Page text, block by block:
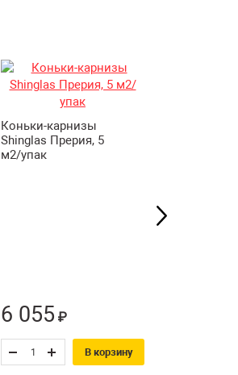
Коньки-карнизы
Shinglas Прерия, 5
м2/упак
6 055 ₽
В корзину